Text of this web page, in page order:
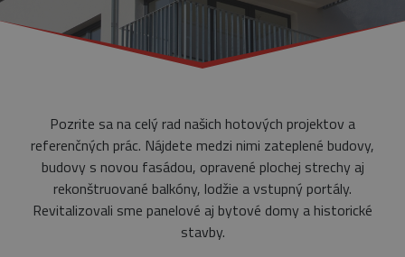
Pozrite sa na celý rad našich hotových projektov a
referenčných prác. Nájdete medzi nimi zateplené budovy,
budovy s novou fasádou, opravené plochej strechy aj
rekonštruované balkóny, lodžie a vstupný portály.
Revitalizovali sme panelové aj bytové domy a historické
stavby.